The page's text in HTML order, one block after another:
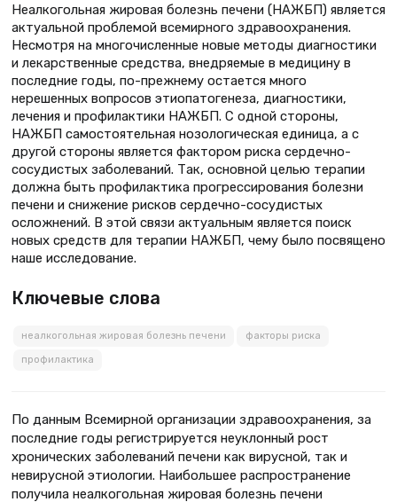
Неалкогольная жировая болезнь печени (НАЖБП) является
актуальной проблемой всемирного здравоохранения.
Несмотря на многочисленные новые методы диагностики
и лекарственные средства, внедряемые в медицину в
последние годы, по-прежнему остается много
нерешенных вопросов этиопатогенеза, диагностики,
лечения и профилактики НАЖБП. С одной стороны,
НАЖБП самостоятельная нозологическая единица, а с
другой стороны является фактором риска сердечно-
сосудистых заболеваний. Так, основной целью терапии
должна быть профилактика прогрессирования болезни
печени и снижение рисков сердечно-сосудистых
осложнений. В этой связи актуальным является поиск
новых средств для терапии НАЖБП, чему было посвящено
наше исследование.
Ключевые слова
неалкогольная жировая болезнь печени факторы риска
профилактика
По данным Всемирной организации здравоохранения, за
последние годы регистрируется неуклонный рост
хронических заболеваний печени как вирусной, так и
невирусной этиологии. Наибольшее распространение
получила неалкогольная жировая болезнь печени